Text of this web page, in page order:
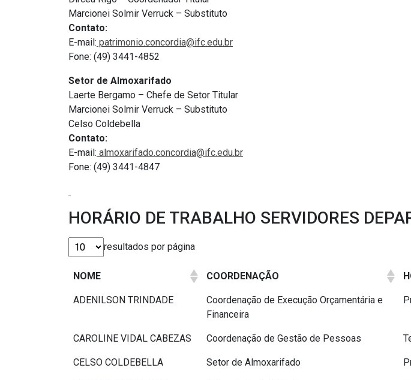
Marcionei Solmir Verruck – Substituto
Contato:
E-mail: patrimonio.concordia@ifc.edu.br
Fone: (49) 3441-4852
Setor de Almoxarifado
Laerte Bergamo – Chefe de Setor Titular
Marcionei Solmir Verruck – Substituto
Celso Coldebella
Contato:
E-mail: almoxarifado.concordia@ifc.edu.br
Fone: (49) 3441-4847
HORÁRIO DE TRABALHO SERVIDORES
resultados por página
NOME COORDENAÇÃO
ADENILSON TRINDADE
Coordenação de Execução Orçamentária e
Financeira
CAROLINE VIDAL CABEZAS Coordenação de Gestão de Pessoas
CELSO COLDEBELLA Setor de Almoxarifado